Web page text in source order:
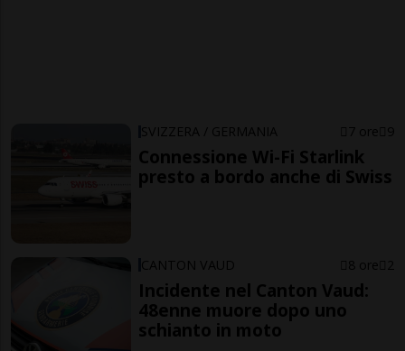
SVIZZERA / GERMANIA 7 ore 9
Connessione Wi-Fi Starlink
presto a bordo anche di Swiss
CANTON VAUD 8 ore 2
Incidente nel Canton Vaud:
48enne muore dopo uno
schianto in moto